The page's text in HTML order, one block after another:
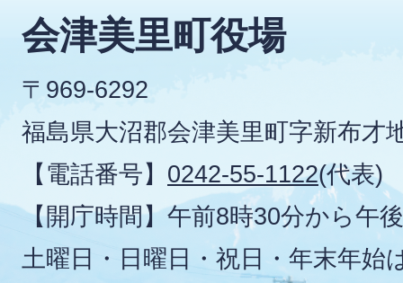
会津美里町役場
〒969-6292
福島県大沼郡会津美里町字新布才
【電話番号】 0242-55-1122(代表)
【開庁時間】午前8時30分から午
土曜日・日曜日・祝日・年末年始